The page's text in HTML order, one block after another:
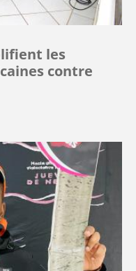
les
contre